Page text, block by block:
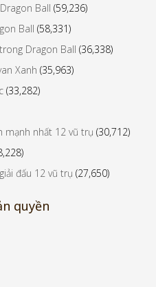
Ball (59,236)
Ball (58,331)
Dragon Ball (36,338)
Xanh (35,963)
(33,282)
mạnh nhất 12 vũ trụ (30,712)
đấu 12 vũ trụ (27,650)
quyền